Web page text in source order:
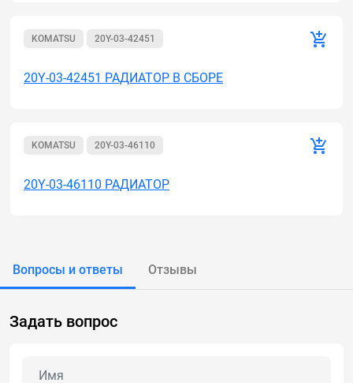
KOMATSU 20Y-03-42451
20Y-03-42451 РАДИАТОР В СБОРЕ
KOMATSU 20Y-03-46110
20Y-03-46110 РАДИАТОР
Вопросы и ответы Отзывы
Задать вопрос